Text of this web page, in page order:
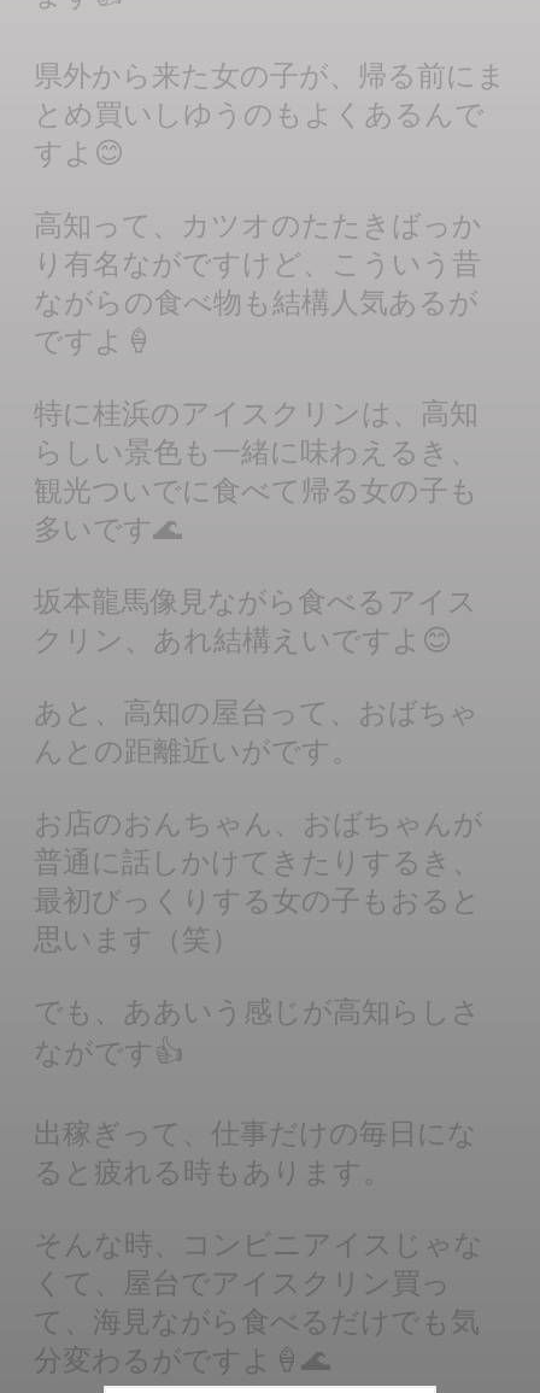
県外から来た女の子が、帰る前にま
とめ買いしゆうのもよくあるんで
すよ😊
高知って、カツオのたたきばっか
り有名ながですけど、こういう昔
ながらの食べ物も結構人気あるが
ですよ🍦
特に桂浜のアイスクリンは、高知
らしい景色も一緒に味わえるき、
観光ついでに食べて帰る女の子も
多いです🌊
坂本龍馬像見ながら食べるアイス
クリン、あれ結構えいですよ😊
あと、高知の屋台って、おばちゃ
んとの距離近いがです。
お店のおんちゃん、おばちゃんが
普通に話しかけてきたりするき、
最初びっくりする女の子もおると
思います（笑）
でも、ああいう感じが高知らしさ
ながです👍
出稼ぎって、仕事だけの毎日にな
ると疲れる時もあります。
そんな時、コンビニアイスじゃな
くて、屋台でアイスクリン買っ
て、海見ながら食べるだけでも気
分変わるがですよ🍦🌊